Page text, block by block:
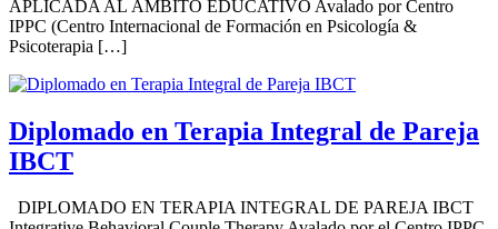
APLICADA AL ÁMBITO EDUCATIVO Avalado por Centro
IPPC (Centro Internacional de Formación en Psicología &
Psicoterapia […]
Diplomado en Terapia Integral de Pareja
IBCT
DIPLOMADO EN TERAPIA INTEGRAL DE PAREJA IBCT